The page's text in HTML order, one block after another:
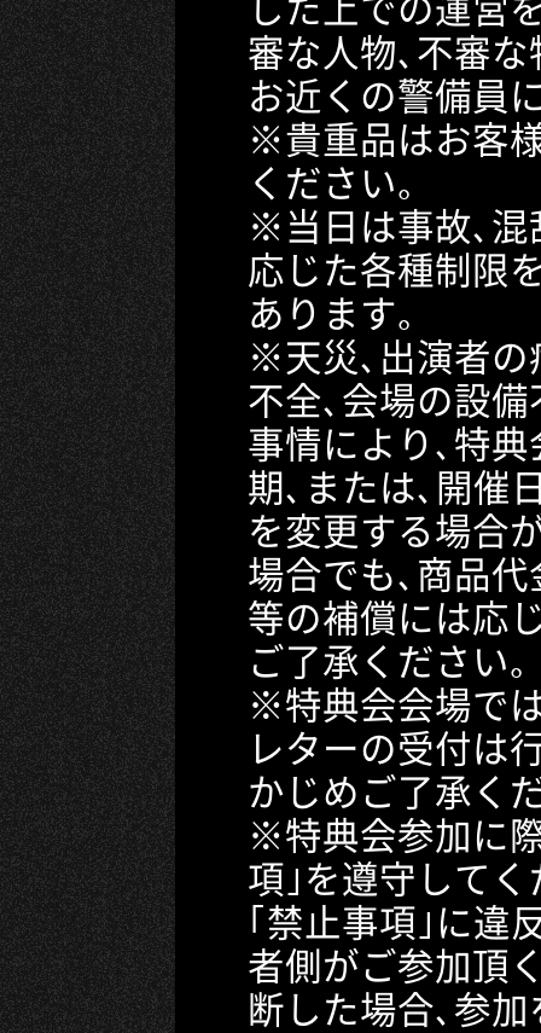
審な人物､不審
お近くの警備員
※貴重品はお客
ください｡
※当日は事故､混
応じた各種制限
あります｡
※天災､出演者の
不全､会場の設
事情により､特
期､または､開催
を変更する場合
場合でも､商品
等の補償には応
ご了承ください｡
※特典会会場で
レターの受付は
かじめご了承く
※特典会参加に
項｣を遵守して
｢禁止事項｣に違
者側がご参加頂
断した場合､参